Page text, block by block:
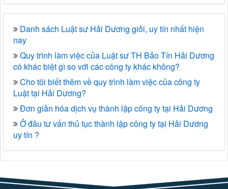
Danh sách Luật sư Hải Dương giỏi, uy tín nhất hiện
nay
Quy trình làm việc của Luật sư TH Bảo Tín Hải Dương
có khác biệt gì so với các công ty khác không?
Cho tôi biết thêm về quy trình làm việc của công ty
Luật tại Hải Dương?
Đơn giản hóa dịch vụ thành lập công ty tại Hải Dương
Ở đâu tư vấn thủ tục thành lập công ty tại Hải Dương
uy tín ?